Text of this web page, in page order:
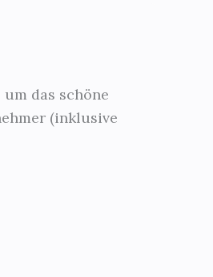
das schöne
(inklusive